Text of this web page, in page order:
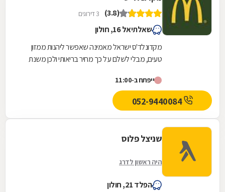
(3.8) 3 דירוגים
שאלתיאל 16, חולון
מקדונלד'ס ישראל מאמינה שאפשר ליהנות ממזון
טעים, מבלי לשלם על כך מחיר בריאותי ולכן משנת
מהפכת הבריאות...
ייפתח ב-11:00
052-9440084
שניצל פלוס
היה ראשון לדרג
הפלד 21, חולון